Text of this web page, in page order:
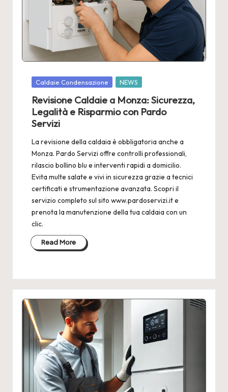
Posted
Caldaie Condensazione NEWS
Revisione Caldaie a Monza: Sicurezza,
Legalità e Risparmio con Pardo
Servizi
La revisione della caldaia è obbligatoria anche a
Monza. Pardo Servizi offre controlli professionali,
rilascio bollino blu e interventi rapidi a domicilio.
Evita multe salate e vivi in sicurezza grazie a tecnici
certificati e strumentazione avanzata. Scopri il
servizio completo sul sito www.pardoservizi.it e
prenota la manutenzione della tua caldaia con un
clic.
Read More